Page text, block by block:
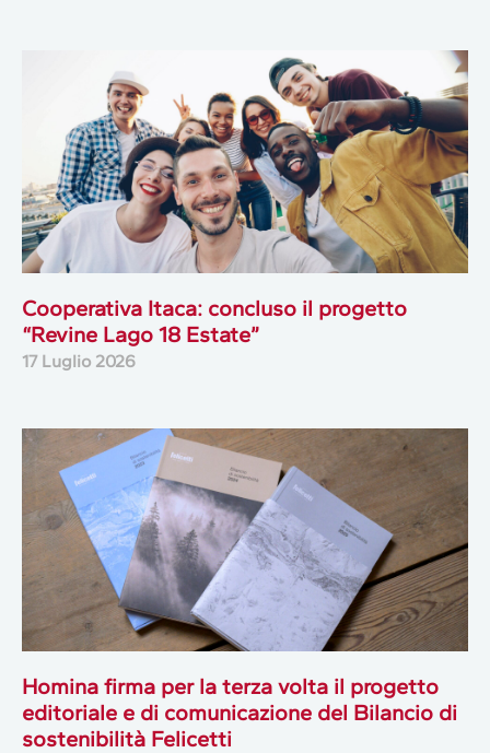
Cooperativa Itaca: concluso il progetto
“Revine Lago 18 Estate”
17 Luglio 2026
Homina firma per la terza volta il progetto
editoriale e di comunicazione del Bilancio di
sostenibilità Felicetti